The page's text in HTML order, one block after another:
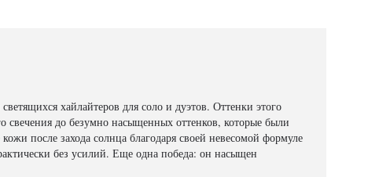
хайлайтеров для соло и дуэтов. Оттенки этого
свечения до безумно насыщенных оттенков, которые были
после захода солнца благодаря своей невесомой формуле
без усилий. Еще одна победа: он насыщен